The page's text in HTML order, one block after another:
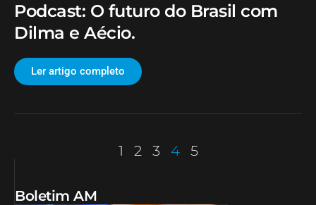
Podcast: O futuro do Brasil com
Dilma e Aécio.
Ler artigo completo
1 2 3 4 5
Boletim AM